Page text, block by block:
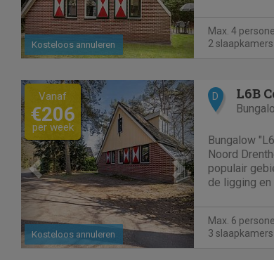
Kosteloos annuleren
Bungalow
Max. 4
2 slaapkamers
Previous Next
Kosteloos annuleren
Vanaf
€206
per week
D L6B
Bungalow
Noord
populair
de ligging
gezellig.
Max. 6
3 slaapkamers